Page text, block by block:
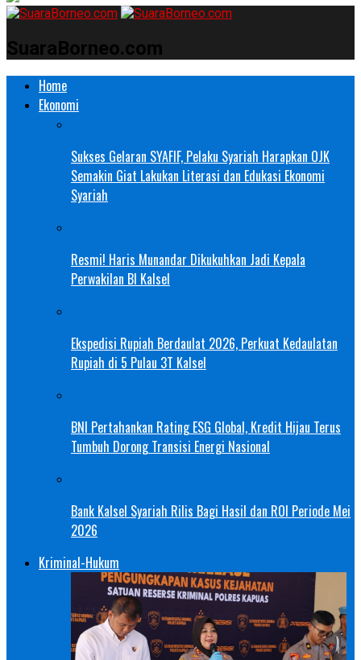
SuaraBorneo.com
Home
Ekonomi
Sukses Gelaran SYAFIF, Pelaku Syariah Harapkan OJK
Semakin Giat Lakukan Literasi dan Edukasi Ekonomi
Syariah
Resmi! Haris Munandar Dikukuhkan Jadi Kepala
Perwakilan BI Kalsel
Ekspedisi Rupiah Berdaulat 2026, Perkuat Kedaulatan
Rupiah di 5 Pulau 3T Kalsel
BNI Pertahankan Rating ESG Global, Kredit Hijau Terus
Tumbuh Dorong Transisi Energi Nasional
Bank Kalsel Syariah Rilis Bagi Hasil dan ROI Periode Mei
2026
Kriminal-Hukum